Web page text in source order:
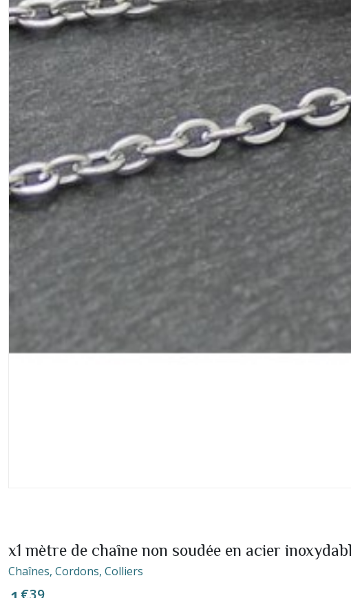
x1 mètre de chaîne non soudée en acier
Chaînes, Cordons, Colliers
€39